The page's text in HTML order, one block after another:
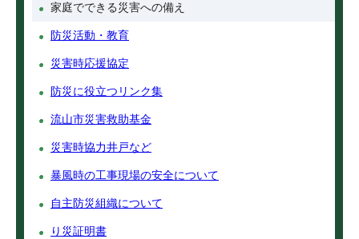
家庭でできる災害への備え
防災活動・教育
災害時応援協定
防災に役立つリンク集
流山市災害救助基金
災害時協力井戸など
暴風時の工事現場の安全について
自主防災組織について
り災証明書